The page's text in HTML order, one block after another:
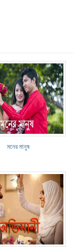
মনের মানুষ